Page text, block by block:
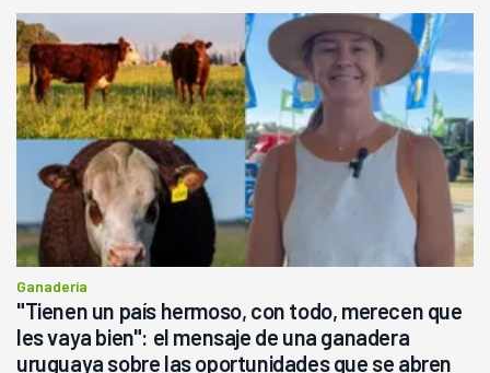
Ganadería
"Tienen un país hermoso, con todo, merecen que
les vaya bien": el mensaje de una ganadera
uruguaya sobre las oportunidades que se abren